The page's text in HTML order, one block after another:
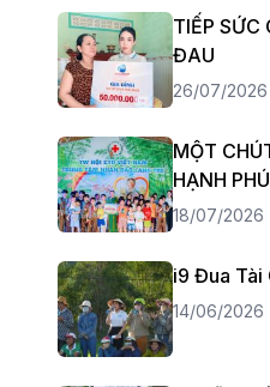
TIẾP SỨC
ĐAU
26/07/2026
MỘT
HẠNH
18/07/2026
i9 Đua Tài
14/06/2026